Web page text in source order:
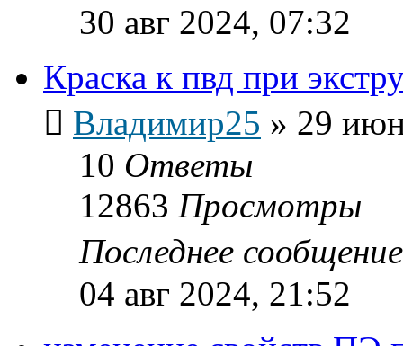
30 авг 2024, 07:32
Краска к пвд при
Владимир25 » 29
10 Ответы
12863 Просмотры
Последнее
04 авг 2024, 21:52